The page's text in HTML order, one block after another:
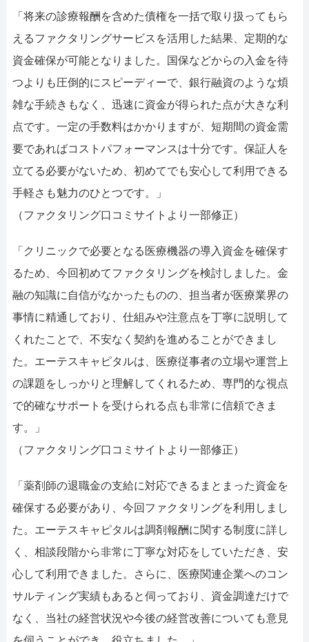
「将来の診療報酬を含めた債権を一括で取り扱ってもら
えるファクタリングサービスを活用した結果、定期的な
資金確保が可能となりました。国保などからの入金を待
つよりも圧倒的にスピーディーで、銀行融資のような煩
雑な手続きもなく、迅速に資金が得られた点が大きな利
点です。一定の手数料はかかりますが、短期間の資金需
要であればコストパフォーマンスは十分です。保証人を
立てる必要がないため、初めてでも安心して利用できる
手軽さも魅力のひとつです。」
（ファクタリング口コミサイトより一部修正）
「クリニックで必要となる医療機器の導入資金を確保す
るため、今回初めてファクタリングを検討しました。金
融の知識に自信がなかったものの、担当者が医療業界の
事情に精通しており、仕組みや注意点を丁寧に説明して
くれたことで、不安なく契約を進めることができまし
た。エーテスキャピタルは、医療従事者の立場や運営上
の課題をしっかりと理解してくれるため、専門的な視点
で的確なサポートを受けられる点も非常に信頼できま
す。」
（ファクタリング口コミサイトより一部修正）
「薬剤師の退職金の支給に対応できるまとまった資金を
確保する必要があり、今回ファクタリングを利用しまし
た。エーテスキャピタルは調剤報酬に関する制度に詳し
く、相談段階から非常に丁寧な対応をしていただき、安
心して利用できました。さらに、医療関連企業へのコン
サルティング実績もあると伺っており、資金調達だけで
なく、当社の経営状況や今後の経営改善についても意見